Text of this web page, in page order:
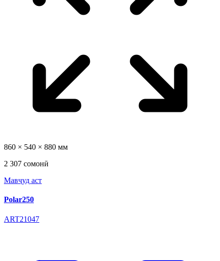
860 × 540 × 880 мм
2 307 сомонӣ
Мавҷуд аст
Polar250
ART21047